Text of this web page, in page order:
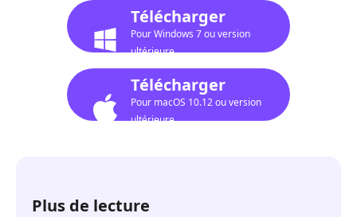
Télécharger
Pour Windows 7 ou version
ultérieure
Télécharger
Pour macOS 10.12 ou version
ultérieure
Plus de lecture